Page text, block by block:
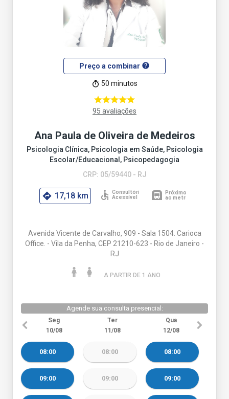
Preço a combinar help
50 minutos
95 avaliações
Ana Paula de Oliveira de Medeiros
Psicologia Clínica, Psicologia em Saúde, Psicologia
Escolar/Educacional, Psicopedagogia
CRP: 05/59440 - RJ
17,18 km
Avenida Vicente de Carvalho, 909 - Sala 1504. Carioca
Office. - Vila da Penha, CEP 21210-623 - Rio de Janeiro -
RJ
A PARTIR DE 1 ANO
Agende sua consulta presencial:
Seg
10/08
Ter
11/08
Qua
12/08
08:00
09:00
08:00
09:00
08:00
09:00